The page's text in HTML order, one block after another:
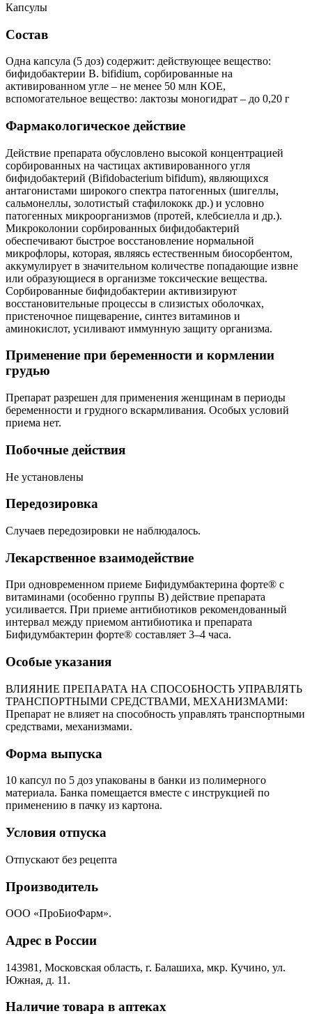
Капсулы
Состав
Одна капсула (5 доз) содержит: действующее вещество:
бифидобактерии B. bifidium, сорбированные на
активированном угле – не менее 50 млн КОЕ,
вспомогательное вещество: лактозы моногидрат – до 0,20 г
Фармакологическое действие
Действие препарата обусловлено высокой концентрацией
сорбированных на частицах активированного угля
бифидобактерий (Bifidobacterium bifidum), являющихся
антагонистами широкого спектра патогенных (шигеллы,
сальмонеллы, золотистый стафилококк др.) и условно
патогенных микроорганизмов (протей, клебсиелла и др.).
Микроколонии сорбированных бифидобактерий
обеспечивают быстрое восстановление нормальной
микрофлоры, которая, являясь естественным биосорбентом,
аккумулирует в значительном количестве попадающие извне
или образующиеся в организме токсические вещества.
Сорбированные бифидобактерии активизируют
восстановительные процессы в слизистых оболочках,
пристеночное пищеварение, синтез витаминов и
аминокислот, усиливают иммунную защиту организма.
Применение при беременности и кормлении
грудью
Препарат разрешен для применения женщинам в периоды
беременности и грудного вскармливания. Особых условий
приема нет.
Побочные действия
Не установлены
Передозировка
Случаев передозировки не наблюдалось.
Лекарственное взаимодействие
При одновременном приеме Бифидумбактерина форте® с
витаминами (особенно группы В) действие препарата
усиливается. При приеме антибиотиков рекомендованный
интервал между приемом антибиотика и препарата
Бифидумбактерин форте® составляет 3–4 часа.
Особые указания
ВЛИЯНИЕ ПРЕПАРАТА НА СПОСОБНОСТЬ УПРАВЛЯТЬ
ТРАНСПОРТНЫМИ СРЕДСТВАМИ, МЕХАНИЗМАМИ:
Препарат не влияет на способность управлять транспортными
средствами, механизмами.
Форма выпуска
10 капсул по 5 доз упакованы в банки из полимерного
материала. Банка помещается вместе с инструкцией по
применению в пачку из картона.
Условия отпуска
Отпускают без рецепта
Производитель
ООО «ПроБиоФарм».
Адрес в России
143981, Московская область, г. Балашиха, мкр. Кучино, ул.
Южная, д. 11.
Наличие товара в аптеках